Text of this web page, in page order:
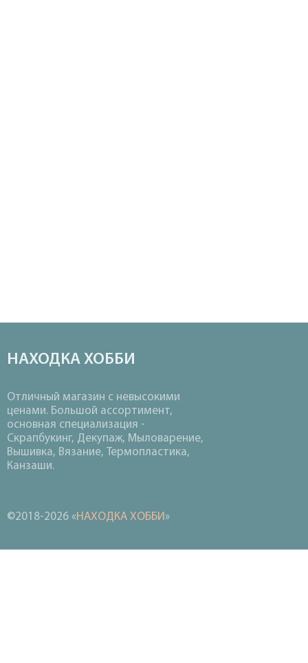
НАХОДКА ХОББИ
Отличный магазин с невысокими
ценами. Большой ассортимент,
основная специализация -
Скрапбукинг, Декупаж, Мыловарение,
Вышивка, Вязание, Термопластика,
Канзаши.
©2018-2026 «НАХОДКА ХОББИ»